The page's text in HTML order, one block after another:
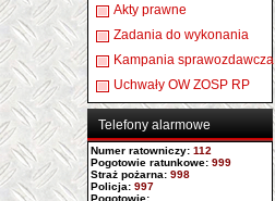
Akty prawne
Zadania do wykonania
Kampania sprawozdawcza
Uchwały OW ZOSP RP
Telefony alarmowe
Numer ratowniczy: 112
Pogotowie ratunkowe: 999
Straż pożarna: 998
Policja: 997
Pogotowie: